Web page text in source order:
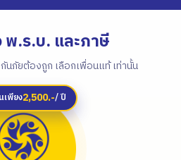
พ.ร.บ. และภาษี
นภัยต้องถูก เลือกเพื่อนแท้ เท่านั้น
เพียง2,500.-/ ปี